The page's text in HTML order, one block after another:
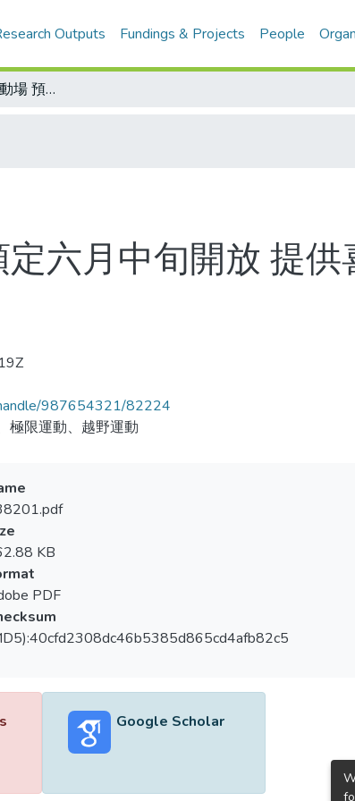
Outputs Fundings & Projects People
台北將有個極限運動場 預定六月中旬開放 提供喜愛極限運動的青少年合法安全場地
六月中旬開放 提
987654321/82224
極限運動、越野運動
KB
PDF
Google Scholar